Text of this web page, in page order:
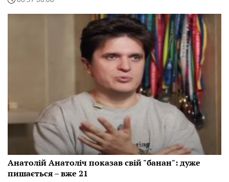
Анатолій Анатоліч показав свій "банан": дуже
пишається – вже 21